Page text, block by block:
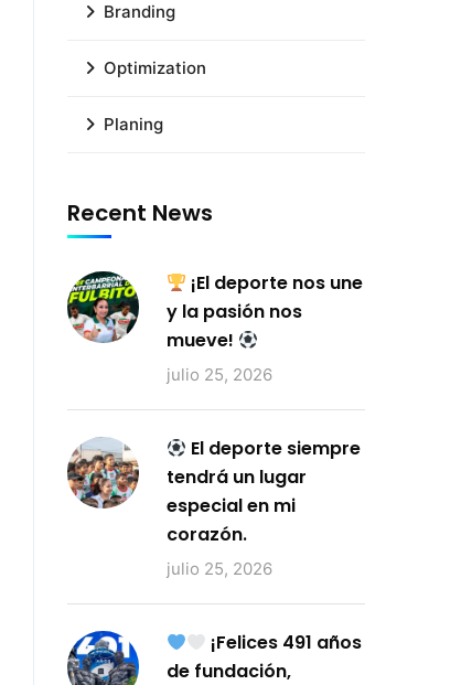
Branding
Optimization
Planing
Recent News
¡El deporte nos une
y la pasión nos
mueve!
julio 25, 2026
El deporte siempre
tendrá un lugar
especial en mi
corazón.
julio 25, 2026
¡Felices 491 años
de fundación,